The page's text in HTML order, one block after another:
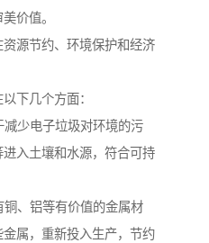
价值。
源节约、环境保护和经济
下几个方面：
少电子垃圾对环境的污
入土壤和水源，符合可持
、铝等有价值的金属材
属，重新投入生产，节约